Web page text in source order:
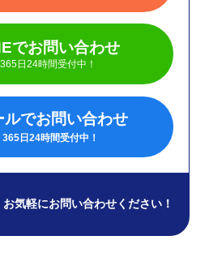
でお問い合わせ
365日24時間受付中！
ルでお問い合わせ
365日24時間受付中！
お気軽にお問い合わせください！